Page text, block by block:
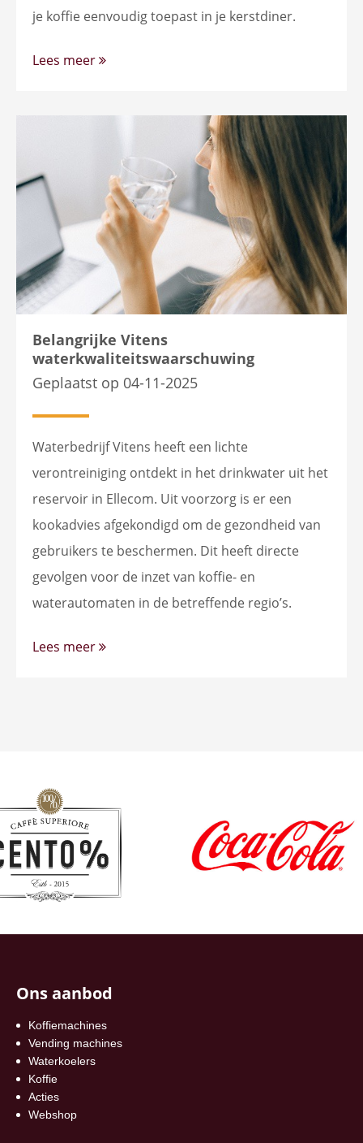
je koffie eenvoudig toepast in je kerstdiner.
Lees meer
Belangrijke Vitens
waterkwaliteitswaarschuwing
Geplaatst op 04-11-2025
Waterbedrijf Vitens heeft een lichte
verontreiniging ontdekt in het drinkwater uit het
reservoir in Ellecom. Uit voorzorg is er een
kookadvies afgekondigd om de gezondheid van
gebruikers te beschermen. Dit heeft directe
gevolgen voor de inzet van koffie- en
waterautomaten in de betreffende regio’s.
Lees meer
Ons aanbod
Koffiemachines
Vending machines
Waterkoelers
Koffie
Acties
Webshop